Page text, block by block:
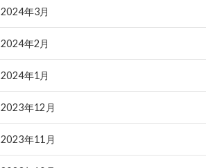
2024年3月
2024年2月
2024年1月
2023年12月
2023年11月